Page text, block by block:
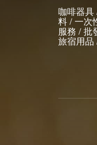
咖啡器具
料 / 一次
服務 / 批
旅宿用品